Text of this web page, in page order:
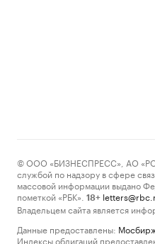
© ООО «БИЗНЕСПРЕСС», АО
службой по надзору в сфере
массовой информации выдано
пометкой «РБК».
18+
Владельцем сайта является
Данные предоставлены:
Индексы облигаций